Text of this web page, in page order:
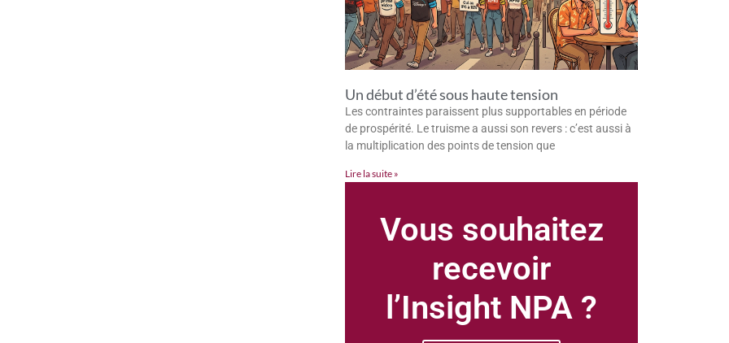
Un début d’été sous haute tension
Les contraintes paraissent plus supportables en période
de prospérité. Le truisme a aussi son revers : c’est aussi à
la multiplication des points de tension que
Lire la suite »
Vous souhaitez
recevoir
l’Insight NPA ?